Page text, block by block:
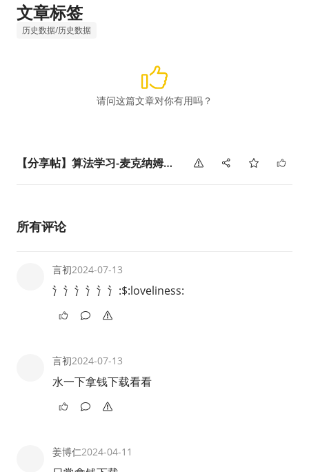
文章标签
历史数据/历史数据
请问这篇文章对你有用吗？
【分享帖】算法学习-麦克纳姆轮原理
所有评论
言初2024-07-13
氵氵氵氵氵氵:$:loveliness:
言初2024-07-13
水一下拿钱下载看看
姜博仁2024-04-11